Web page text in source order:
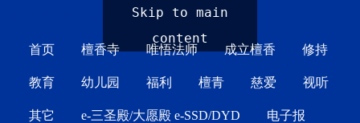
Skip to main
content
首页 檀香寺 唯悟法师 成立檀香 修持
教育 幼儿园 福利 檀青 慈爱 视听
其它 e-三圣殿/大愿殿 e-SSD/DYD 电子报